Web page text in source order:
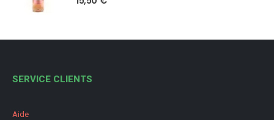
SERVICE CLIENTS
Aide